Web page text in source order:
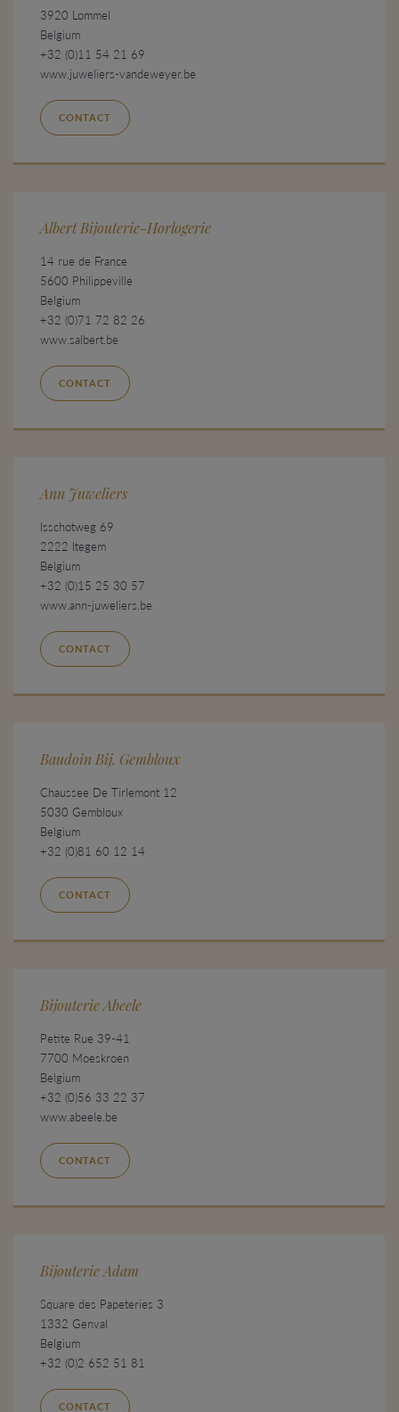
3920 Lommel
Belgium
+32 (0)11 54 21 69
www.juweliers-vandeweyer.be
CONTACT
Albert Bijouterie-Horlogerie
14 rue de France
5600 Philippeville
Belgium
+32 (0)71 72 82 26
www.salbert.be
CONTACT
Ann Juweliers
Isschotweg 69
2222 Itegem
Belgium
+32 (0)15 25 30 57
www.ann-juweliers.be
CONTACT
Baudoin Bij. Gembloux
Chaussee De Tirlemont 12
5030 Gembloux
Belgium
+32 (0)81 60 12 14
CONTACT
Bijouterie Abeele
Petite Rue 39-41
7700 Moeskroen
Belgium
+32 (0)56 33 22 37
www.abeele.be
CONTACT
Bijouterie Adam
Square des Papeteries 3
1332 Genval
Belgium
+32 (0)2 652 51 81
CONTACT